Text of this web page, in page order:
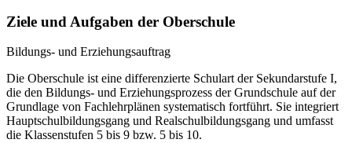
Ziele und Aufgaben der Oberschule
Bildungs- und Erziehungsauftrag
Die Oberschule ist eine differenzierte Schulart der Sekundarstufe I,
die den Bildungs- und Erziehungsprozess der Grundschule auf der
Grundlage von Fachlehrplänen systematisch fortführt. Sie integriert
Hauptschulbildungsgang und Realschulbildungsgang und umfasst
die Klassenstufen 5 bis 9 bzw. 5 bis 10.